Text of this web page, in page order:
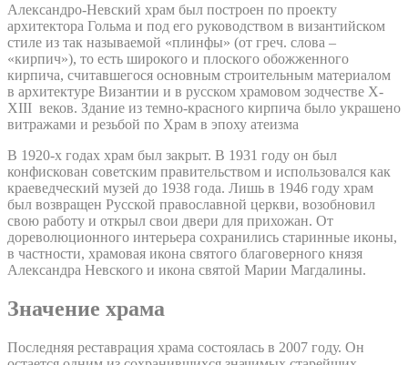
Александро-Невский храм был построен по проекту
архитектора Гольма и под его руководством в византийском
стиле из так называемой «плинфы» (от греч. слова –
«кирпич»), то есть широкого и плоского обожженного
кирпича, считавшегося основным строительным материалом
в архитектуре Византии и в русском храмовом зодчестве X-
XIII веков. Здание из темно-красного кирпича было украшено
витражами и резьбой по Храм в эпоху атеизма
В 1920-х годах храм был закрыт. В 1931 году он был
конфискован советским правительством и использовался как
краеведческий музей до 1938 года. Лишь в 1946 году храм
был возвращен Русской православной церкви, возобновил
свою работу и открыл свои двери для прихожан. От
дореволюционного интерьера сохранились старинные иконы,
в частности, храмовая икона святого благоверного князя
Александра Невского и икона святой Марии Магдалины.
Значение храма
Последняя реставрация храма состоялась в 2007 году. Он